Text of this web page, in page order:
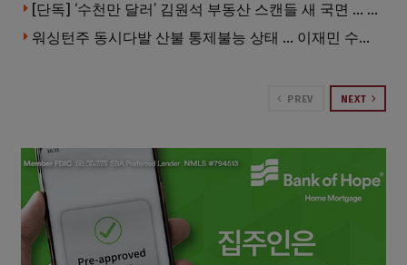
[단독] ‘수천만 달러’ 김원석 부동산 스캔들 새 국면 … 한인 투자자들 소송 잇따라 ‘디폴트’ 절차
워싱턴주 동시다발 산불 통제불능 상태 … 이재민 수십만명
PREV NEXT